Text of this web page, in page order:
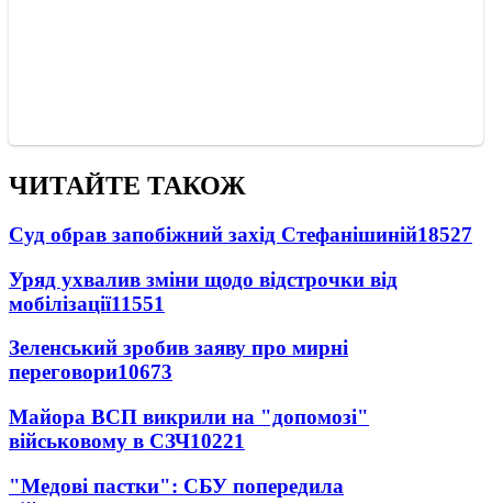
ЧИТАЙТЕ ТАКОЖ
Суд обрав запобіжний захід Стефанішиній18527
Уряд ухвалив зміни щодо відстрочки від
мобілізації11551
Зеленський зробив заяву про мирні
переговори10673
Майора ВСП викрили на "допомозі"
військовому в СЗЧ10221
"Медові пастки": СБУ попередила